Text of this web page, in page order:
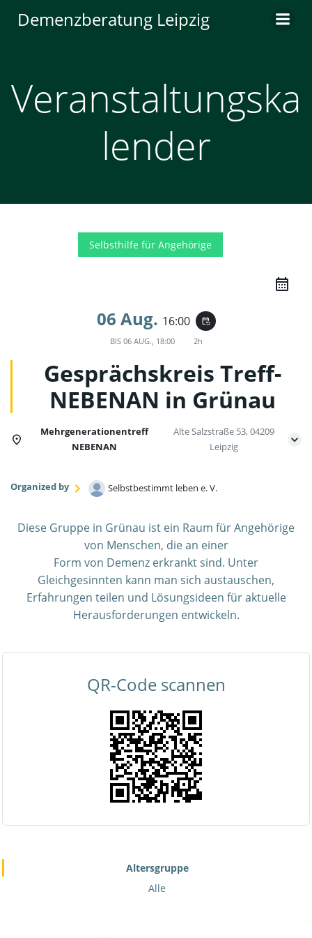
Inhalt
Demenzberatung Leipzig
Veranstaltungska
lender
Selbsthilfe für Angehörige
06 Aug. 16:00 event_repeat
BIS 06 AUG., 18:00 2h
Gesprächskreis Treff-
NEBENAN in Grünau
Mehrgenerationentreff
NEBENAN
Alte Salzstraße 53, 04209
Leipzig
Organized by Selbstbestimmt leben e. V.
Diese Gruppe in Grünau ist ein Raum für Angehörige
von Menschen, die an einer
Form von Demenz erkrankt sind. Unter
Gleichgesinnten kann man sich austauschen,
Erfahrungen teilen und Lösungsideen für aktuelle
Herausforderungen entwickeln.
QR-Code scannen
Altersgruppe
Alle